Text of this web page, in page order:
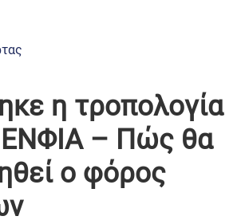
η τροπολογία
ΕΝΦΙΑ – Πώς θα
ο φόρος